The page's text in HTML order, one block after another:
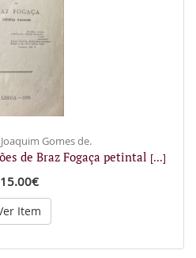
Joaquim Gomes de.
de Braz Fogaça petintal [...]
15.00€
Item